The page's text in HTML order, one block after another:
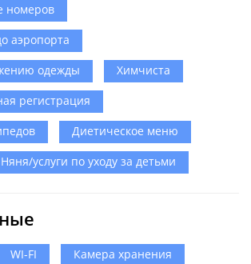
номеров
аэропорта
одежды
Химчиста
регистрация
Диетическое меню
Няня/услуги по уходу за детьми
WI-FI
Камера хранения